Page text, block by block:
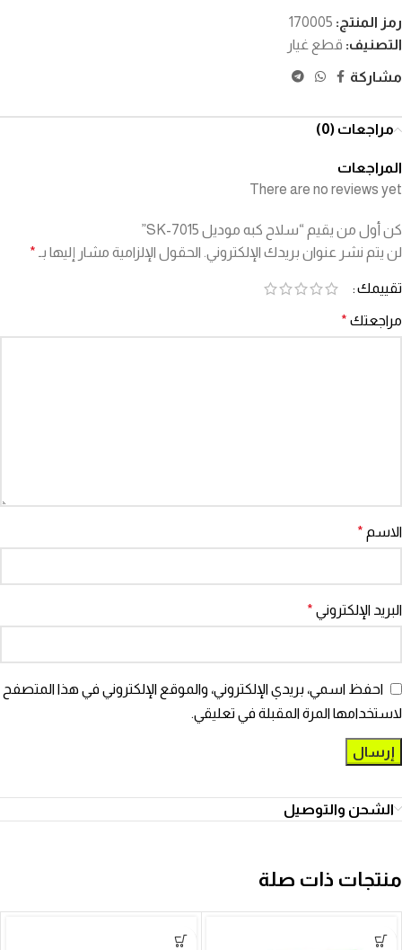
رمز المنتج: 170005
التصنيف: قطع غيار
مشاركة
مراجعات (0)
المراجعات
There are no reviews yet
كن أول من يقيم “سلاح كبه موديل SK-7015”
لن يتم نشر عنوان بريدك الإلكتروني. الحقول الإلزامية مشار إليها بـ *
تقييمك
مراجعتك *
الاسم *
البريد الإلكتروني *
احفظ اسمي، بريدي الإلكتروني، والموقع الإلكتروني في هذا المتصفح
لاستخدامها المرة المقبلة في تعليقي.
الشحن والتوصيل
منتجات ذات صلة